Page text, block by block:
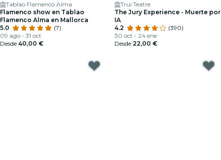
Tablao Flamenco Alma
Flamenco show en Tablao
Flamenco Alma en Mallorca
5.0
(7)
09 ago - 31 oct
Desde 40,00 €
Trui Teatre
The Jury Experience - Muerte por
IA
4.2
(390)
30 oct - 24 ene
Desde 22,00 €